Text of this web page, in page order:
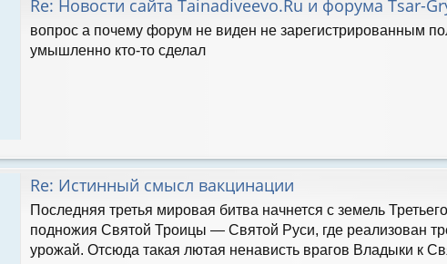
Re: Новости сайта Tainadiveevo.Ru и форума Tsar-
вопрос а почему форум не виден не зарегистрированным
умышленно кто-то сделал
Re: Истинный смысл вакцинации
Последняя третья мировая битва начнется с земель
подножия Святой Троицы — Святой Руси, где реализован
урожай. Отсюда такая лютая ненависть врагов Владыки к